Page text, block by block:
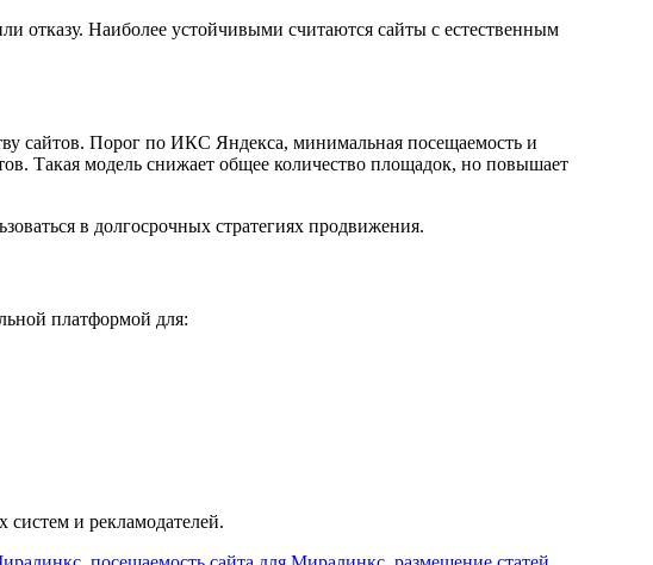
отказу. Наиболее устойчивыми считаются сайты с естественным
сайтов. Порог по ИКС Яндекса, минимальная посещаемость и
Такая модель снижает общее количество площадок, но повышает
в долгосрочных стратегиях продвижения.
платформой для:
систем и рекламодателей.